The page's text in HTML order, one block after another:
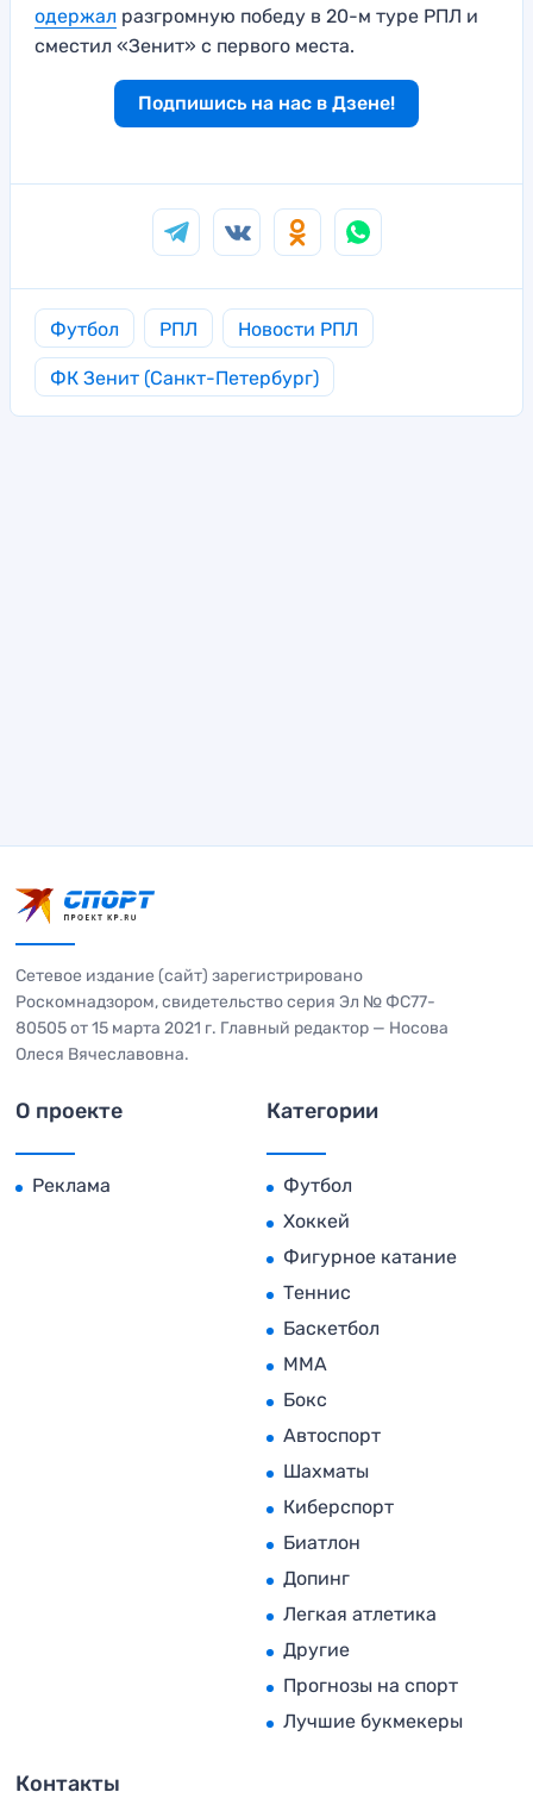
одержал разгромную победу в 20-м туре РПЛ и
сместил «Зенит» с первого места.
Подпишись на нас в Дзене!
Футбол РПЛ Новости РПЛ
ФК Зенит (Санкт-Петербург)
Сетевое издание (сайт) зарегистрировано
Роскомнадзором, свидетельство серия Эл № ФС77-
80505 от 15 марта 2021 г. Главный редактор — Носова
Олеся Вячеславовна.
О проекте
Реклама
Категории
Футбол
Хоккей
Фигурное катание
Теннис
Баскетбол
MMA
Бокс
Автоспорт
Шахматы
Киберспорт
Биатлон
Допинг
Легкая атлетика
Другие
Прогнозы на спорт
Лучшие букмекеры
Контакты